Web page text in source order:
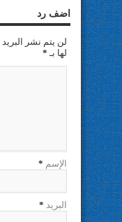
اضف رد
لن يتم نشر
لها بـ *
الإسم *
البريد *